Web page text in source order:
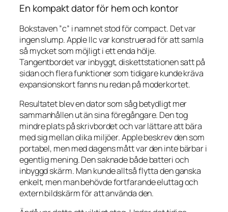
En kompakt dator för hem och kontor
Bokstaven ”c” i namnet stod för compact. Det var
ingen slump. Apple IIc var konstruerad för att samla
så mycket som möjligt i ett enda hölje.
Tangentbordet var inbyggt, diskettstationen satt på
sidan och flera funktioner som tidigare kunde kräva
expansionskort fanns nu redan på moderkortet.
Resultatet blev en dator som såg betydligt mer
sammanhållen ut än sina föregångare. Den tog
mindre plats på skrivbordet och var lättare att bära
med sig mellan olika miljöer. Apple beskrev den som
portabel, men med dagens mått var den inte bärbar i
egentlig mening. Den saknade både batteri och
inbyggd skärm. Man kunde alltså flytta den ganska
enkelt, men man behövde fortfarande eluttag och
extern bildskärm för att använda den.